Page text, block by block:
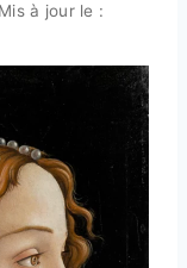
Mis à jour le :